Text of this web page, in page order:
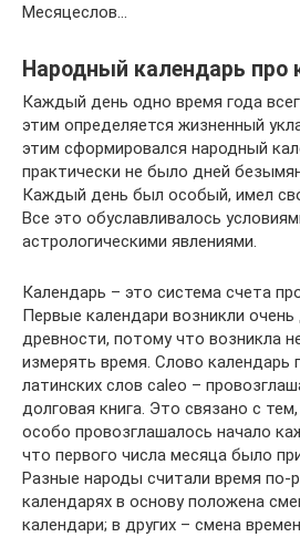
Месяцеслов…
Народный календарь
Каждый день одно время года
этим определяется жизненный
этим сформировался народный
практически не было дней
Каждый день был особый, имел
Все это обуславливалось
астрологическими явлениями.
Календарь – это система счета
Первые календари возникли очень
древности, потому что возникла
измерять время. Слово календарь
латинских слов caleo –
долговая книга. Это связано с
особо провозглашалось начало
что первого числа месяца было
Разные народы считали время по-
календарях в основу положена
календари; в других – смена